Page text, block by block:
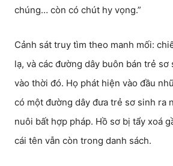
chúng… còn có chút hy vọng.”
Cảnh sát truy tìm theo manh mối:
lạ, và các đường dây buôn bán trẻ
vào thời đó. Họ phát hiện vào đầu
có một đường dây đưa trẻ sơ sinh ra
nuôi bất hợp pháp. Hồ sơ bị tẩy xoá
cái tên vẫn còn trong danh sách.